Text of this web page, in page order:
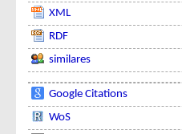
XML
RDF
similares
Google Citations
WoS